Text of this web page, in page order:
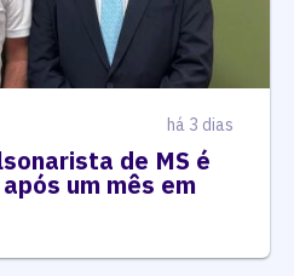
há 3 dias
de MS é
um mês em